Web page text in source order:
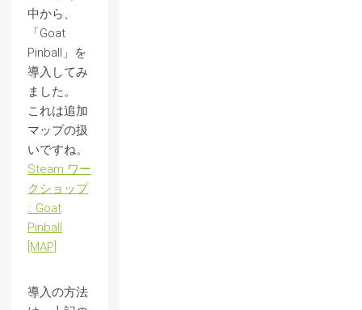
中から、
「Goat
Pinball」を
導入してみ
ました。
これは追加
マップの扱
いですね。
Steam ワー
クショップ
:: Goat
Pinball
[MAP]
導入の方法